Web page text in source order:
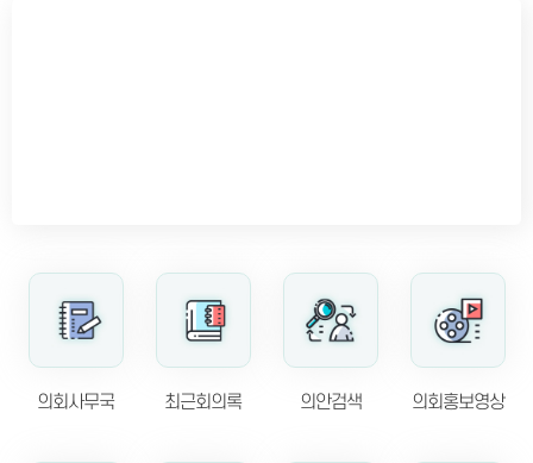
의회사무국 최근회의록 의안검색 의회홍보영상